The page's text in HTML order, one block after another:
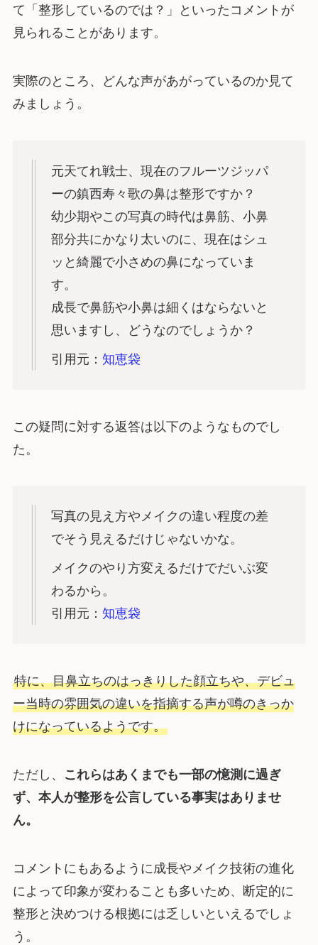
て「整形しているのでは？」といったコメントが
見られることがあります。
実際のところ、どんな声があがっているのか見て
みましょう。
元天てれ戦士、現在のフルーツジッパ
ーの鎮西寿々歌の鼻は整形ですか？
幼少期やこの写真の時代は鼻筋、小鼻
部分共にかなり太いのに、現在はシュ
ッと綺麗で小さめの鼻になっていま
す。
成長で鼻筋や小鼻は細くはならないと
思いますし、どうなのでしょうか？
引用元： 知恵袋
この疑問に対する返答は以下のようなものでし
た。
写真の見え方やメイクの違い程度の差
でそう見えるだけじゃないかな。
メイクのやり方変えるだけでだいぶ変
わるから。
引用元： 知恵袋
特に、目鼻立ちのはっきりした顔立ちや、デビュ
ー当時の雰囲気の違いを指摘する声が噂のきっか
けになっているようです。
ただし、
これらはあくまでも一部の憶測に過ぎ
ず、本人が整形を公言している事実はありませ
ん。
コメントにもあるように成長やメイク技術の進化
によって印象が変わることも多いため、断定的に
整形と決めつける根拠には乏しいといえるでしょ
う。